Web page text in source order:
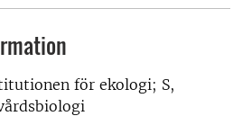
för ekologi; S,